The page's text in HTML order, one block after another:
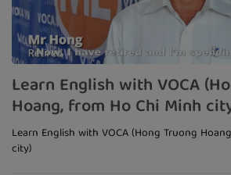
Learn English with VOCA
Hoang, from Ho Chi Minh
Learn English with VOCA (Hong Truong
city)